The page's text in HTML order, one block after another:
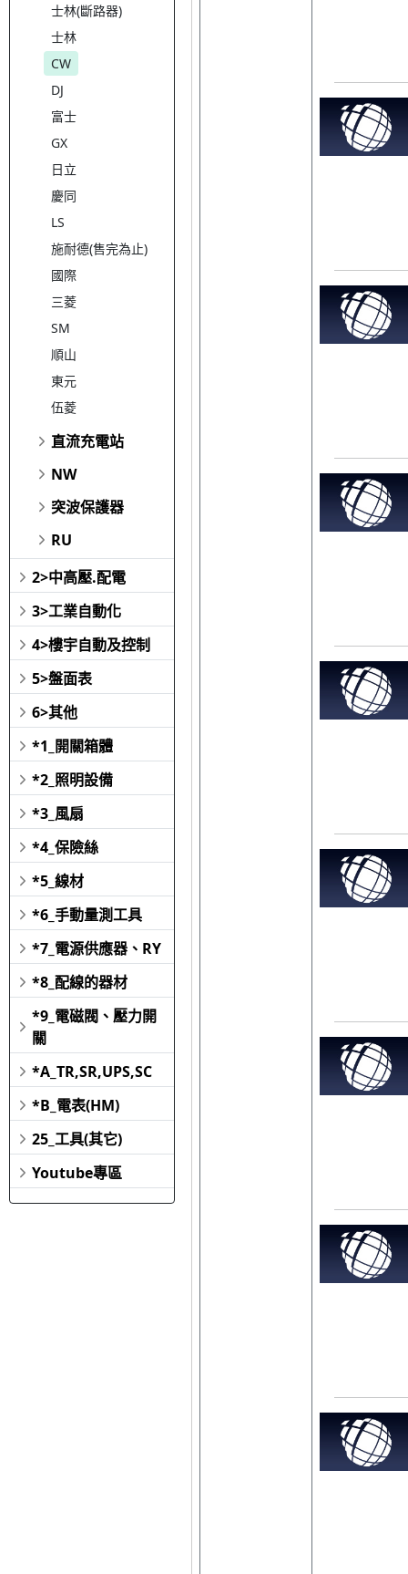
士林(斷路器)
士林
CW
DJ
富士
GX
日立
慶同
LS
施耐德(售完為止)
國際
三菱
SM
順山
東元
伍菱
直流充電站
NW
突波保護器
RU
2>中高壓.配電
3>工業自動化
4>樓宇自動及控制
5>盤面表
6>其他
*1_開關箱體
*2_照明設備
*3_風扇
*4_保險絲
*5_線材
*6_手動量測工具
*7_電源供應器、RY
*8_配線的器材
*9_電磁閥、壓力開
關
*A_TR,SR,UPS,SC
*B_電表(HM)
25_工具(其它)
Youtube專區